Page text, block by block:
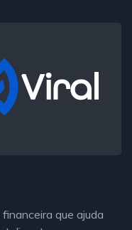
que ajuda